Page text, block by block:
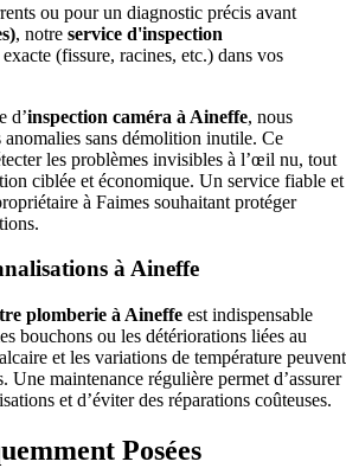
ou pour un diagnostic précis avant
, notre service d'inspection
(fissure, racines, etc.) dans vos
d’inspection caméra à Aineffe, nous
sans démolition inutile. Ce
les problèmes invisibles à l’œil nu, tout
ciblée et économique. Un service fiable et
à Faimes souhaitant protéger
à Aineffe
plomberie à Aineffe est indispensable
bouchons ou les détériorations liées au
et les variations de température peuvent
Une maintenance régulière permet d’assurer
et d’éviter des réparations coûteuses.
Posées